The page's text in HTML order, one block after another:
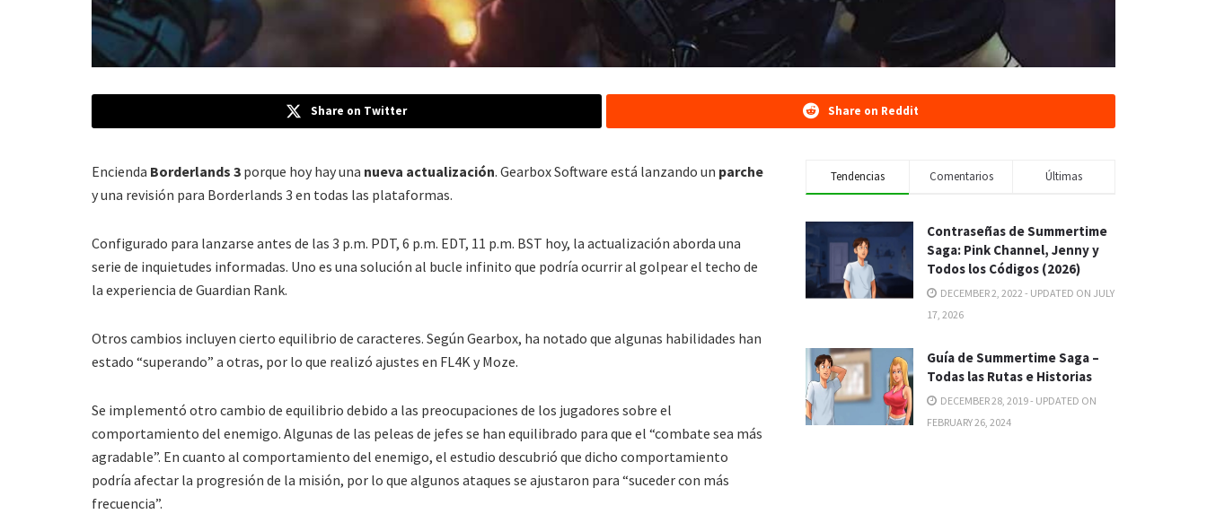
Share on Twitter Share on Reddit
Encienda Borderlands 3 porque hoy hay una nueva actualización. Gearbox Software está lanzando un parche
y una revisión para Borderlands 3 en todas las plataformas.
Configurado para lanzarse antes de las 3 p.m. PDT, 6 p.m. EDT, 11 p.m. BST hoy, la actualización aborda una
serie de inquietudes informadas. Uno es una solución al bucle infinito que podría ocurrir al golpear el techo de
la experiencia de Guardian Rank.
Otros cambios incluyen cierto equilibrio de caracteres. Según Gearbox, ha notado que algunas habilidades han
estado “superando” a otras, por lo que realizó ajustes en FL4K y Moze.
Se implementó otro cambio de equilibrio debido a las preocupaciones de los jugadores sobre el
comportamiento del enemigo. Algunas de las peleas de jefes se han equilibrado para que el “combate sea más
agradable”. En cuanto al comportamiento del enemigo, el estudio descubrió que dicho comportamiento
podría afectar la progresión de la misión, por lo que algunos ataques se ajustaron para “suceder con más
frecuencia”.
Tendencias Comentarios Últimas
Contraseñas de Summertime
Saga: Pink Channel, Jenny y
Todos los Códigos (2026)
DECEMBER 2, 2022 - UPDATED ON JULY
17, 2026
Guía de Summertime Saga –
Todas las Rutas e Historias
DECEMBER 28, 2019 - UPDATED ON
FEBRUARY 26, 2024